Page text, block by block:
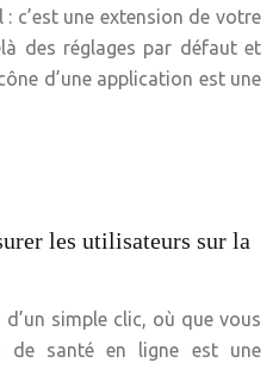
c’est une extension de votre
des réglages par défaut et
d’une application est une
les utilisateurs sur la
simple clic, où que vous
de santé en ligne est une